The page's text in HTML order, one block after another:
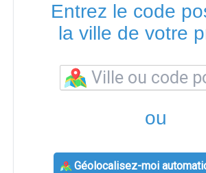
Entrez le code
la ville de votre
ou
Géolocalisez-moi